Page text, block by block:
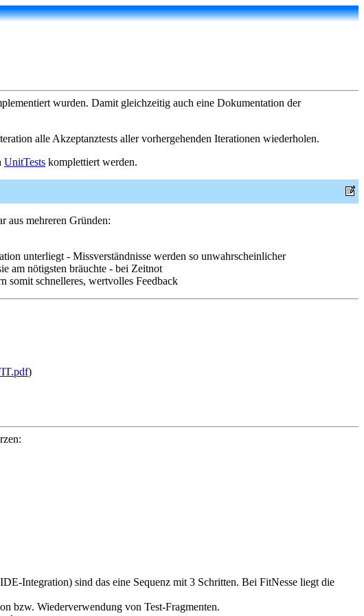
wurden. Damit gleichzeitig auch eine Dokumentation der
alle Akzeptanztests aller vorhergehenden Iterationen wiederholen.
UnitTests komplettiert werden.
aus mehreren Gründen:
unterliegt - Missverständnisse werden so unwahrscheinlicher
am nötigsten bräuchte - bei Zeitnot
somit schnelleres, wertvolles Feedback
)
Integration) sind das eine Sequenz mit 3 Schritten. Bei FitNesse liegt die
bzw. Wiederverwendung von Test-Fragmenten.